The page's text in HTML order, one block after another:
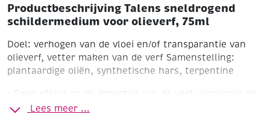
Productbeschrijving Talens sneldrogend
schildermedium voor olieverf, 75ml
Doel: verhogen van de vloei en/of transparantie van
olieverf, vetter maken van de verf Samenstelling:
plantaardige oliën, synthetische hars, terpentine
• Geen effect op de droogtijd van de verf • Verhoogt de
duurzaamheid en de elasticiteit van de verffilm
Lees meer ...